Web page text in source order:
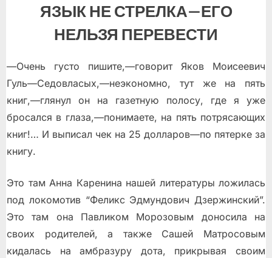
ЯЗЫК НЕ СТРЕЛКА—ЕГО
НЕЛЬЗЯ ПЕРЕВЕСТИ
—Очень густо пишите,—говорит Яков Моисеевич
Гуль—Седовласых,—неэкономно, тут же на пять
книг,—глянул он на газетную полосу, где я уже
бросался в глаза,—понимаете, на пять потрясающих
книг!… И выписал чек на 25 долларов—по пятерке за
книгу.
Это там Анна Каренина нашей литературы ложилась
под локомотив “Феликс Эдмундович Дзержинский”.
Это там она Павликом Морозовым доносила на
своих родителей, а также Сашей Матросовым
кидалась на амбразуру дота, прикрывая своим